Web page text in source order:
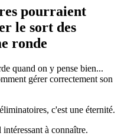
pourraient
le sort des
ronde
quand on y pense bien...
gérer correctement son
c'est une éternité.
à connaître.